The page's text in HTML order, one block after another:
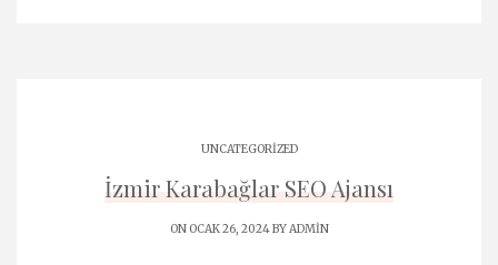
UNCATEGORIZED
İzmir Karabağlar SEO Ajansı
ON OCAK 26, 2024 BYADMIN